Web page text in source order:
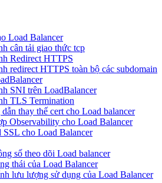
Load Balancer
cân tải giao thức tcp
Redirect HTTPS
redirect HTTPS toàn bộ các subdomain
SNI trên LoadBalancer
TLS Termination
thay thế cert cho Load balancer
Observability cho Load Balancer
SSL cho Load Balancer
số theo dõi Load balancer
thái của Load Balancer
lưu lượng sử dụng của Load Balancer